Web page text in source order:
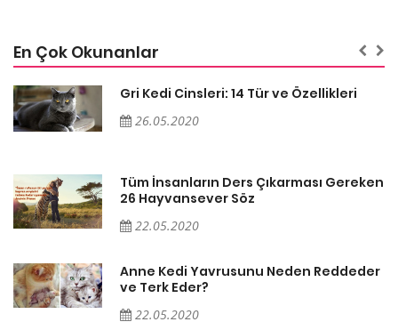
En Çok Okunanlar
Gri Kedi Cinsleri: 14 Tür ve Özellikleri
26.05.2020
Tüm İnsanların Ders Çıkarması Gereken
26 Hayvansever Söz
22.05.2020
Anne Kedi Yavrusunu Neden Reddeder
ve Terk Eder?
22.05.2020